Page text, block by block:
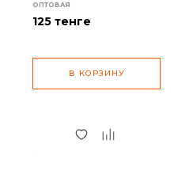
ОПТОВАЯ
125 тенге
В КОРЗИНУ